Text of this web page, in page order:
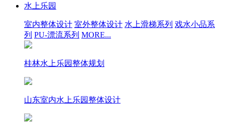
水上乐园
室内整体设计 室外整体设计 水上滑梯系列 戏水小品系
列 PU-漂流系列 MORE...
桂林水上乐园整体规划
山东室内水上乐园整体设计